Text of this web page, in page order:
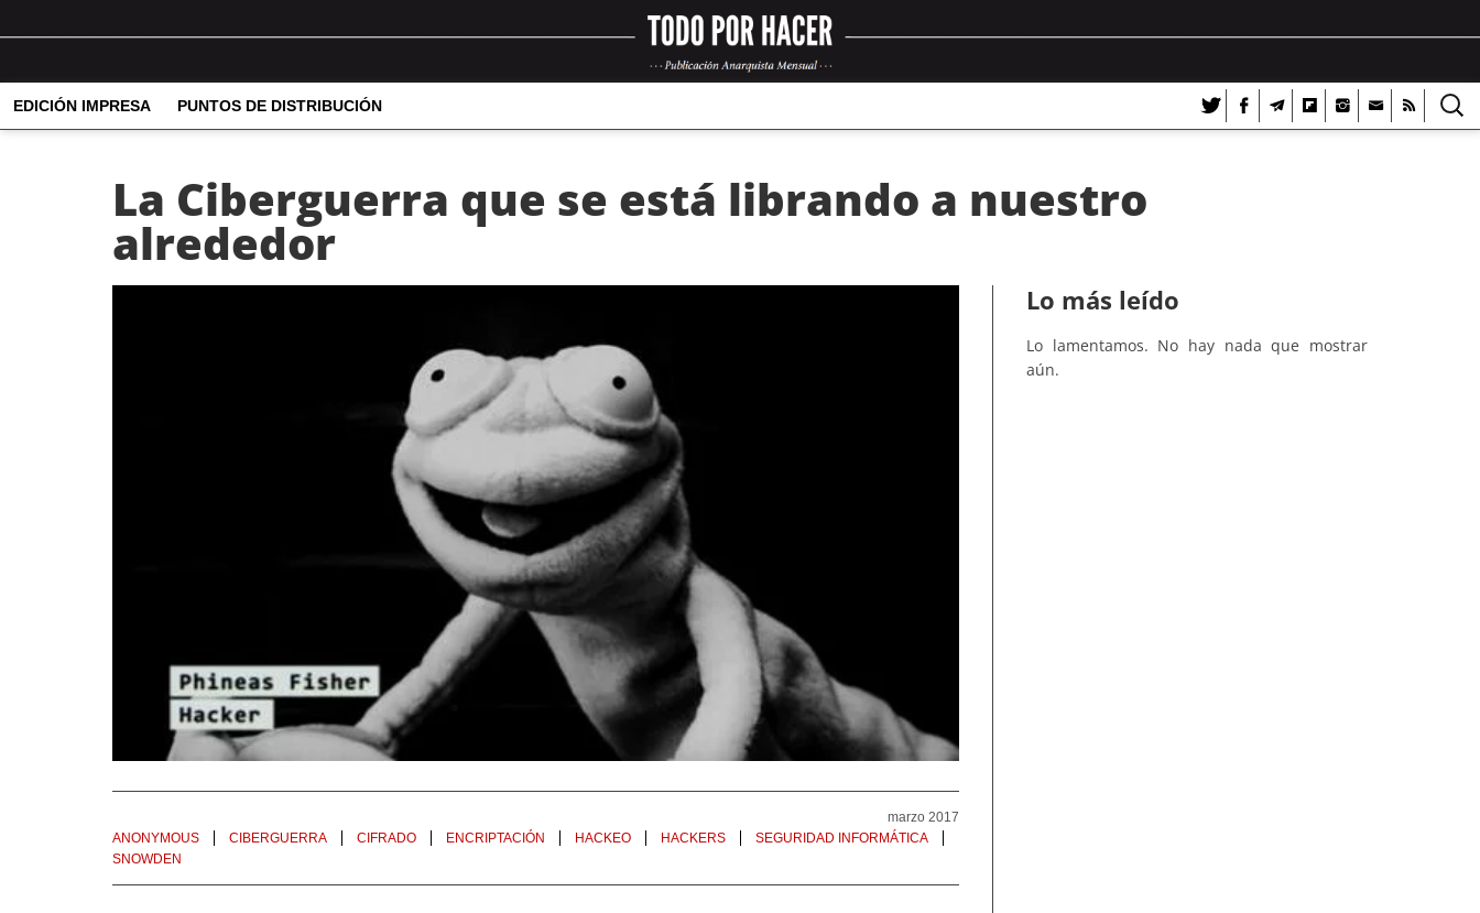
EDICIÓN IMPRESA PUNTOS DE DISTRIBUCIÓN
La Ciberguerra que se está librando a nuestro
alrededor
marzo 2017
ANONYMOUS
CIBERGUERRA CIFRADO ENCRIPTACIÓN HACKEO HACKERS
SEGURIDAD INFORMÁTICA
SNOWDEN
Lo más leído
Lo lamentamos. No hay nada que mostrar
aún.